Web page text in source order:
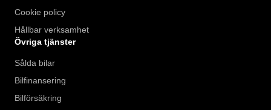
Cookie policy
Hållbar verksamhet
Övriga tjänster
Sålda bilar
Bilfinansering
Bilförsäkring